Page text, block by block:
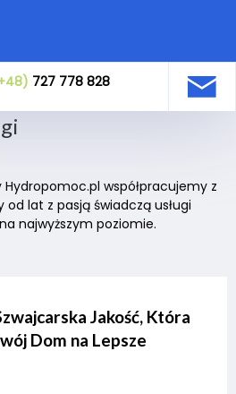
727 778 828
współpracujemy z
lat z pasją świadczą usługi
najwyższym poziomie.
Jakość, Która
Dom na Lepsze